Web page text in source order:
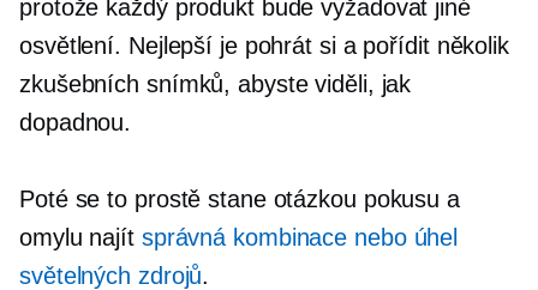
protože každý produkt bude vyžadovat jiné
osvětlení. Nejlepší je pohrát si a pořídit několik
zkušebních snímků, abyste viděli, jak
dopadnou.
Poté se to prostě stane otázkou pokusu a
omylu najít správná kombinace nebo úhel
světelných zdrojů.